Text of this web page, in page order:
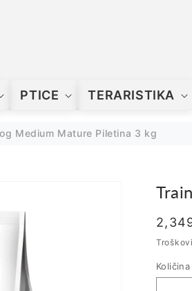
PTICE TERARISTIKA
Medium Mature Piletina 3 kg
cena
Količina